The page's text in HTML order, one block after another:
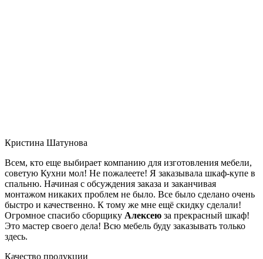
Кристина Шатунова
Всем, кто еще выбирает компанию для изготовления мебели,
советую Кухни мол! Не пожалеете! Я заказывала шкаф-купе в
спальню. Начиная с обсуждения заказа и заканчивая
монтажом никаких проблем не было. Все было сделано очень
быстро и качественно. К тому же мне ещё скидку сделали!
Огромное спасибо сборщику Алексею за прекрасный шкаф!
Это мастер своего дела! Всю мебель буду заказывать только
здесь.
Качество продукции